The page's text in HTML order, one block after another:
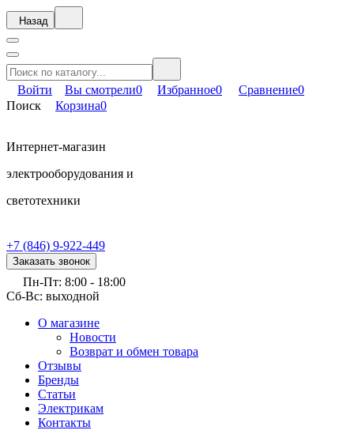
Назад
Войти Вы смотрели0 Избранное0 Сравнение0
Поиск
Корзина0
Интернет-магазин
электрооборудования и
светотехники
+7 (846) 9-922-449
Заказать звонок
Пн-Пт: 8:00 - 18:00
Сб-Вс: выходной
О магазине
Новости
Возврат и обмен товара
Отзывы
Бренды
Статьи
Электрикам
Контакты